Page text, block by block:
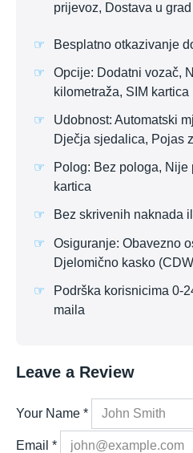
prijevoz, Dostava u grad
Besplatno otkazivanje
Opcije: Dodatni vozač,
kilometraža, SIM kartica
Udobnost: Automatski
Dječja sjedalica, Pojas
Polog: Bez pologa, Nije
kartica
Bez skrivenih naknada
Osiguranje: Obavezno
Djelomično kasko
Podrška korisnicima 0-
maila
Leave a Review
Your Name *
Email *